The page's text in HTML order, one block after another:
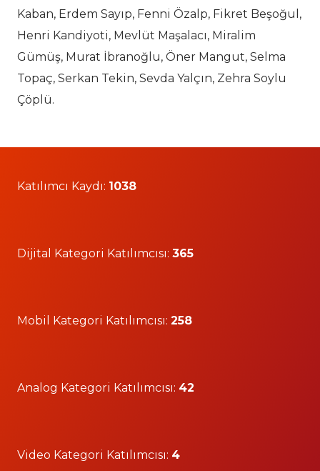
Kaban, Erdem Sayıp, Fenni Özalp, Fikret Beşoğul,
Henri Kandiyoti, Mevlüt Maşalacı, Miralim
Gümüş, Murat İbranoğlu, Öner Mangut, Selma
Topaç, Serkan Tekin, Sevda Yalçın, Zehra Soylu
Çöplü.
Katılımcı Kaydı: 1038
Dijital Kategori Katılımcısı: 365
Mobil Kategori Katılımcısı: 258
Analog Kategori Katılımcısı: 42
Video Kategori Katılımcısı: 4